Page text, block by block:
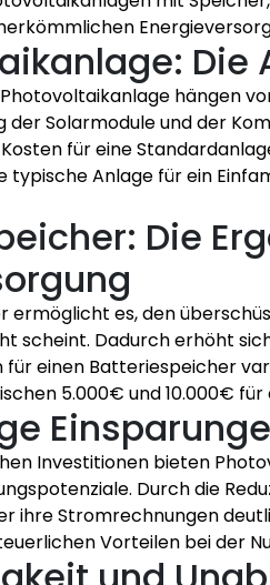
hängen
der Solarmodule und der
für eine
typische Anlage für ein
Die
ermöglicht es, den
scheint. Dadurch erhöht
für einen Batteriespeicher
5.000€ und 10.000€
Investitionen bieten
Durch die
ihre Stromrechnungen
Vorteilen bei der